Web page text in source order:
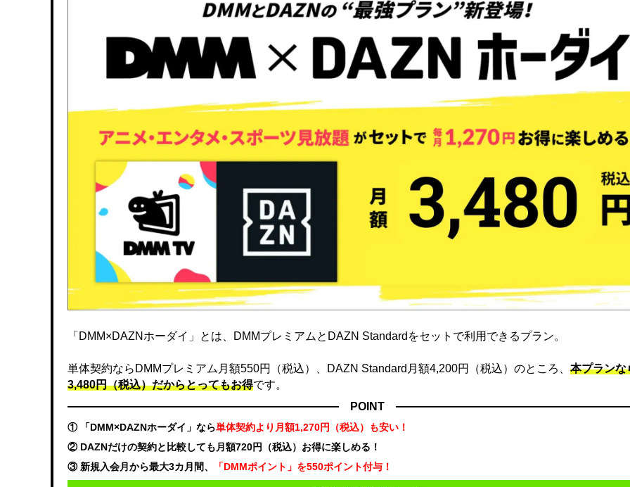
「DMM×DAZNホーダイ」とは、DMMプレミアムとDAZN Standardをセットで利用できるプラン。
単体契約ならDMMプレミアム月額550円（税込）、DAZN Standard月額4,200円（税込）のところ、 本プランな
3,480円（税込）だからとってもお得です。
POINT
① 「DMM×DAZNホーダイ」なら単体契約より月額1,270円（税込）も安い！
② DAZNだけの契約と比較しても月額720円（税込）お得に楽しめる！
③ 新規入会月から最大3カ月間、
「DMMポイント」を550ポイント付与！